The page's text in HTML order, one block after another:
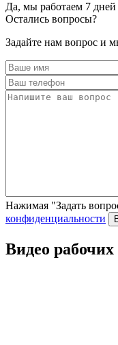
Да, мы работаем 7
Остались вопросы?
Задайте нам вопрос и
Нажимая "Задать
конфиденциальности
Видео рабочих